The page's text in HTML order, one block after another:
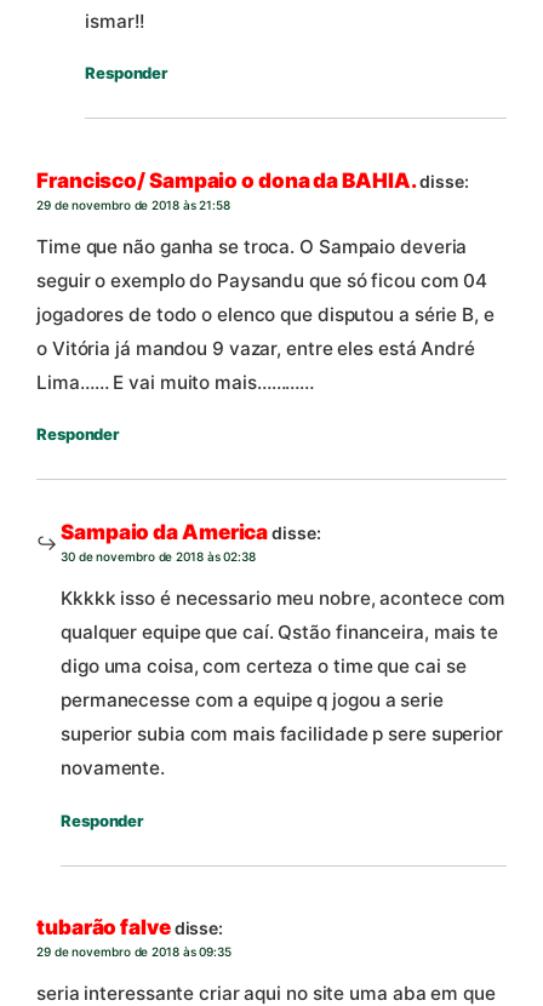
ismar!!
Responder
Francisco/ Sampaio o dona da BAHIA.disse:
29 de novembro de 2018 às 21:58
Time que não ganha se troca. O Sampaio deveria
seguir o exemplo do Paysandu que só ficou com 04
jogadores de todo o elenco que disputou a série B, e
o Vitória já mandou 9 vazar, entre eles está André
Lima…… E vai muito mais…………
Responder
Sampaio da Americadisse:
30 de novembro de 2018 às 02:38
Kkkkk isso é necessario meu nobre, acontece com
qualquer equipe que caí. Qstão financeira, mais te
digo uma coisa, com certeza o time que cai se
permanecesse com a equipe q jogou a serie
superior subia com mais facilidade p sere superior
novamente.
Responder
tubarão falvedisse:
29 de novembro de 2018 às 09:35
seria interessante criar aqui no site uma aba em que